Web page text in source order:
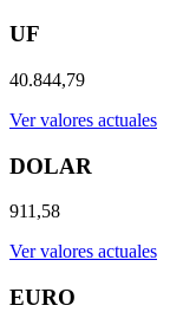
UF
40.844,79
Ver valores actuales
DOLAR
911,58
Ver valores actuales
EURO